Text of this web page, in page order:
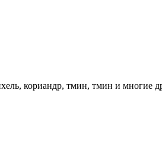
кориандр, тмин, тмин и многие